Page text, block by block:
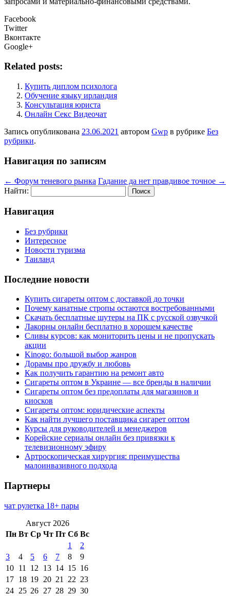
Facebook
Twitter
Вконтакте
Google+
Related posts:
Купить диплом психолога
Обучение языку ирландия
Консультация юриста
Онлайн Секс Видеочат
Запись опубликована 23.06.2021 автором Gwp в рубрике Без
рубрики.
Навигация по записям
← Форум теневого рынка Гадание да нет правдивое точное →
Найти:
Навигация
Без рубрики
Интересное
Новости туризма
Таиланд
Последние новости
Купить сигареты оптом с доставкой до точки
Почему канатные стропы остаются востребованными
Скачать бесплатные шутеры на ПК с русской озвучкой
Лакорны онлайн бесплатно в хорошем качестве
Сливы курсов: как мониторить цены и не пропускать
акции
Kinogo: большой выбор жанров
Дорамы про дружбу и любовь
Как получить гарантию на ремонт авто
Сигареты оптом в Украине — все бренды в наличии
Сигареты оптом без предоплаты для магазинов и
киосков
Сигареты оптом: юридические аспекты
Как найти лучшего поставщика сигарет оптом
Курсы для руководителей и менеджеров
Корейские сериалы онлайн без привязки к
телевизионному эфиру
Артроскопическая хирургия: преимущества
малоинвазивного подхода
Партнеры
чат рулетка 18+ пары
Август 2026
Пн Вт Ср Чт Пт Сб Вс
1
2
3
4 5 6 7 8
9
10 11 12 13 14 15 16
17 18 19 20 21 22 23
24 25 26 27 28 29 30